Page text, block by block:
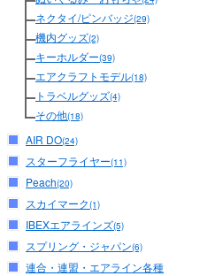
ネクタイ/ピンバッジ(29)
機内グッズ(2)
キーホルダー(39)
エアクラフトモデル(18)
トラベルグッズ(4)
その他(18)
AIR DO(24)
スターフライヤー(11)
Peach(20)
スカイマーク(1)
IBEXエアラインズ(5)
スプリング・ジャパン(6)
連合・連盟・エアライン各種